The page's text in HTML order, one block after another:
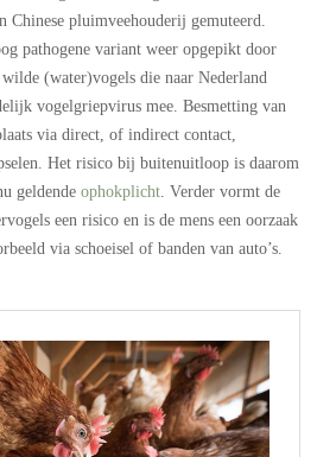
pluimveehouderij gemuteerd.
pathogene variant weer opgepikt door
(water)vogels die naar Nederland
vogelgriepvirus mee. Besmetting van
via direct, of indirect contact,
Het risico bij buitenuitloop is daarom
geldende ophokplicht . Verder vormt de
een risico en is de mens een oorzaak
via schoeisel of banden van auto’s.